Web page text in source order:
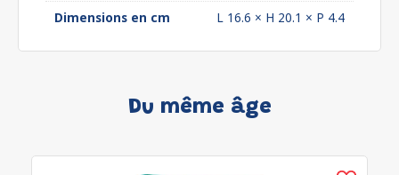
Dimensions en cm
L 16.6 × H 20.1 × P 4.4
Du même âge